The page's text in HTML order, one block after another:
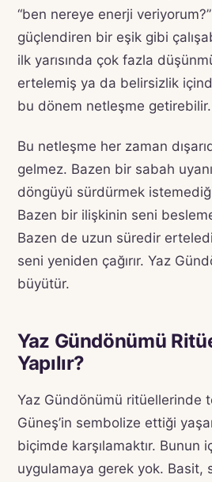
“ben nereye enerji
güçlendiren bir eşik gibi
ilk yarısında çok fazla
ertelemiş ya da belirsizlik
bu dönem netleşme getirebilir.
Bu netleşme her zaman
gelmez. Bazen bir sabah
döngüyü sürdürmek
Bazen bir ilişkinin seni
Bazen de uzun süredir
seni yeniden çağırır. Yaz
büyütür.
Yaz Gündönümü
Yapılır?
Yaz Gündönümü ritüellerinde
Güneş’in sembolize ettiği
biçimde karşılamaktır. Bunun
uygulamaya gerek yok. Basit,